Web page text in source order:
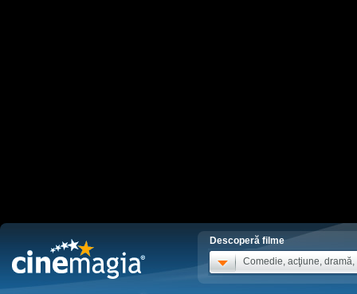
Descoperă filme
Comedie, acţiune, dramă,